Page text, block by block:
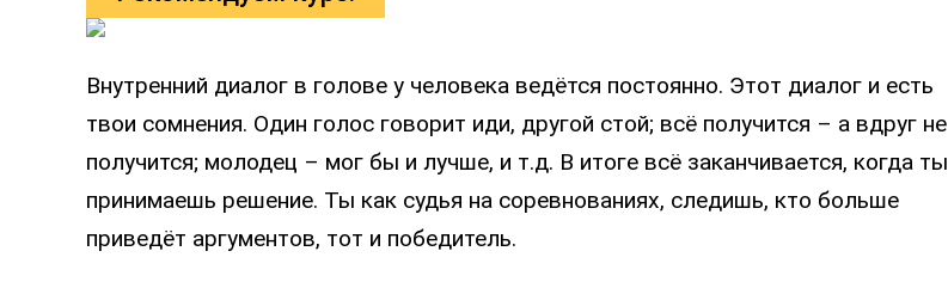
Внутренний диалог в голове у человека ведётся постоянно. Этот диалог и есть
твои сомнения. Один голос говорит иди, другой стой; всё получится – а вдруг не
получится; молодец – мог бы и лучше, и т.д. В итоге всё заканчивается, когда ты
принимаешь решение. Ты как судья на соревнованиях, следишь, кто больше
приведёт аргументов, тот и победитель.